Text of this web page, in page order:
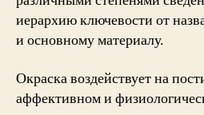
иерархию ключевости от
и основному материалу.
Окраска воздействует на
аффективном и